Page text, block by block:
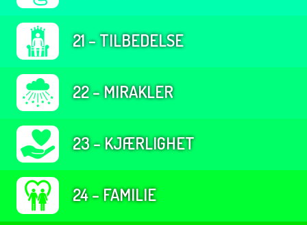
21 – TILBEDELSE
22 – MIRAKLER
23 – KJÆRLIGHET
24 – FAMILIE